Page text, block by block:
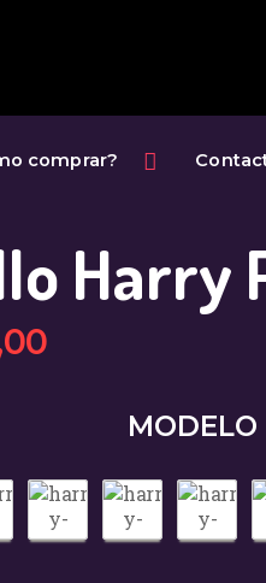
comprar?
Harry
00
MODELO